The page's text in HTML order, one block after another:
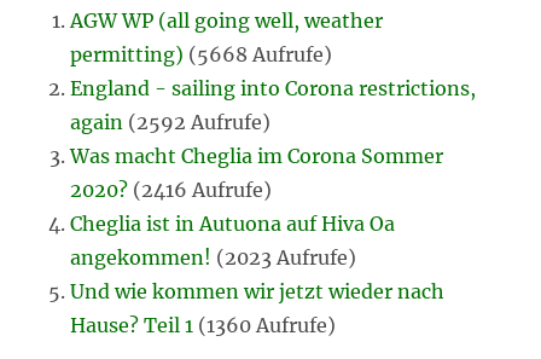
AGW WP (all going well, weather
permitting) (5668 Aufrufe)
England - sailing into Corona restrictions,
again (2592 Aufrufe)
Was macht Cheglia im Corona Sommer
2020? (2416 Aufrufe)
Cheglia ist in Autuona auf Hiva Oa
angekommen! (2023 Aufrufe)
Und wie kommen wir jetzt wieder nach
Hause? Teil 1 (1360 Aufrufe)